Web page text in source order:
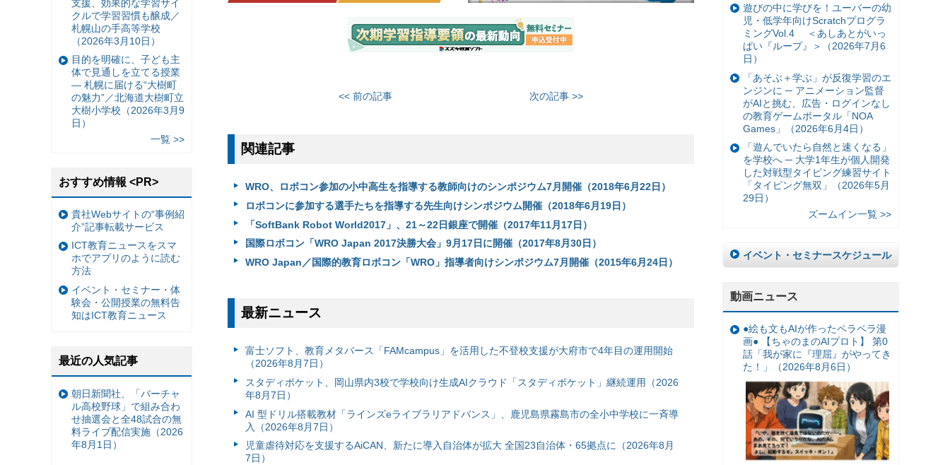
<< 前の記事 次の記事 >>
関連記事
WRO、ロボコン参加の小中高生を指導する教師向けのシンポジウム7月開催（2018年6月22日）
ロボコンに参加する選手たちを指導する先生向けシンポジウム開催（2018年6月19日）
「SoftBank Robot World2017」、21～22日銀座で開催（2017年11月17日）
国際ロボコン「WRO Japan 2017決勝大会」9月17日に開催（2017年8月30日）
WRO Japan／国際的教育ロボコン「WRO」指導者向けシンポジウム7月開催（2015年6月24日）
最新ニュース
富⼠ソフト、教育メタバース「FAMcampus」を活用した不登校支援が大府市で4年目の運用開始
（2026年8月7日）
スタディポケット、岡山県内3校で学校向け生成AIクラウド「スタディポケット」継続運用（2026
年8月7日）
AI 型ドリル搭載教材「ラインズeライブラリアドバンス」、鹿児島県霧島市の全小中学校に一斉導
入（2026年8月7日）
児童虐待対応を支援するAiCAN、新たに導入自治体が拡大 全国23自治体・65拠点に（2026年8月
7日）
遊びの中に学びを！ユーバーの幼
児・低学年向けScratchプログラ
ミングVol.4 ＜あしあとがいっ
ぱい『ループ』＞（2026年7月6
日）
「あそぶ＋学ぶ」が反復学習のエ
ンジンに ─ アニメーション監督
がAIと挑む、広告・ログインなし
の教育ゲームポータル「NOA
Games」（2026年6月4日）
「遊んでいたら自然と速くなる」
を学校へ ─ 大学1年生が個人開発
した対戦型タイピング練習サイト
「タイピング無双」（2026年5月
29日）
ズームイン一覧 >>
イベント・セミナースケジュール
動画ニュース
●絵も文もAIが作ったペラペラ漫
画● 【ちゃのまのAIプロト】 第0
話「我が家に『理屈』がやってき
た！」（2026年8月6日）
支援、効果的な学習サイ
クルで学習習慣も醸成／
札幌山の手高等学校
（2026年3月10日）
目的を明確に、子ども主
体で見通しを立てる授業
— 札幌に届ける“大樹町
の魅力”／北海道大樹町立
大樹小学校（2026年3月9
日）
一覧 >>
おすすめ情報 <PR>
貴社Webサイトの“事例紹
介”記事転載サービス
ICT教育ニュースをスマ
ホでアプリのように読む
方法
イベント・セミナー・体
験会・公開授業の無料告
知はICT教育ニュース
最近の人気記事
朝日新聞社、「バーチャ
ル高校野球」で組み合わ
せ抽選会と全48試合の無
料ライブ配信実施（2026
年8月1日）